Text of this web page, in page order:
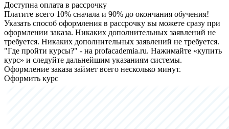
Доступна оплата в рассрочку
Платите всего 10% сначала и 90% до окончания обучения!
Указать способ оформления в рассрочку вы можете сразу при
оформлении заказа. Никаких дополнительных заявлений не
требуется. Никаких дополнительных заявлений не требуется.
"Где пройти курсы?" - на profacademia.ru. Нажимайте «купить
курс» и следуйте дальнейшим указаниям системы.
Оформление заказа займет всего несколько минут.
Оформить курс